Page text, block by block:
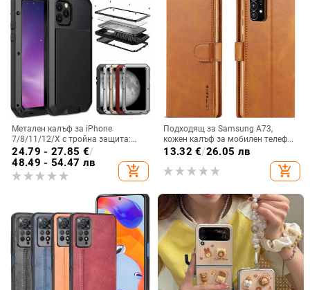
Метален калъф за iPhone
7/8/11/12/X с тройна защита:
удароустойчив, прахоустойчив и
запечатан
24.79 - 27.85 €/
48.49 - 54.47 лв
add_shopping_cart
Подходящ за Samsung A73,
кожен калъф за мобилен телефон
A36/A16, калъф за мобилен
телефон A26/A56, флип калъф,
защитен калъф, невидима скоба.
13.32 €/26.05 лв
add_shopping_cart